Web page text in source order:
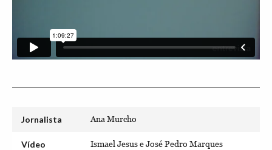
Jornalista Ana Murcho
Vídeo Ismael Jesus e José Pedro Marques